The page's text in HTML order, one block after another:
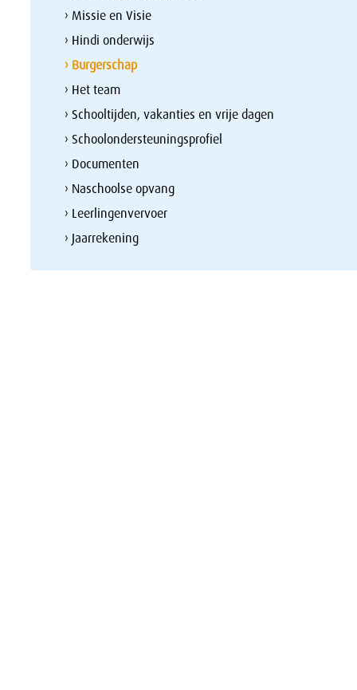
› Missie en Visie
› Hindi onderwijs
› Burgerschap
› Het team
› Schooltijden, vakanties en vrije dagen
› Schoolondersteuningsprofiel
› Documenten
› Naschoolse opvang
› Leerlingenvervoer
› Jaarrekening